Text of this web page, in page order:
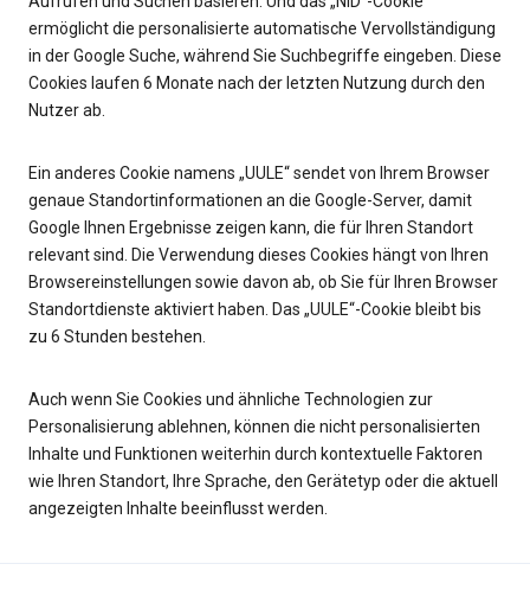
ermöglicht die personalisierte automatische Vervollständigung
in der Google Suche, während Sie Suchbegriffe eingeben. Diese
Cookies laufen 6 Monate nach der letzten Nutzung durch den
Nutzer ab.
Ein anderes Cookie namens „UULE“ sendet von Ihrem Browser
genaue Standortinformationen an die Google-Server, damit
Google Ihnen Ergebnisse zeigen kann, die für Ihren Standort
relevant sind. Die Verwendung dieses Cookies hängt von Ihren
Browsereinstellungen sowie davon ab, ob Sie für Ihren Browser
Standortdienste aktiviert haben. Das „UULE“-Cookie bleibt bis
zu 6 Stunden bestehen.
Auch wenn Sie Cookies und ähnliche Technologien zur
Personalisierung ablehnen, können die nicht personalisierten
Inhalte und Funktionen weiterhin durch kontextuelle Faktoren
wie Ihren Standort, Ihre Sprache, den Gerätetyp oder die aktuell
angezeigten Inhalte beeinflusst werden.